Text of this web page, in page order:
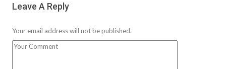
Leave A Reply
Your email address will not be published.